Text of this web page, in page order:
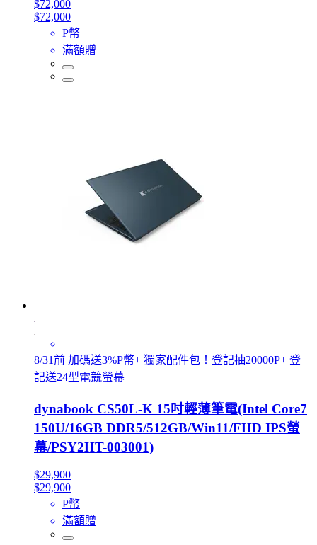
$72,000
$72,000
P幣
滿額贈
8/31前 加碼送3%P幣+ 獨家配件包！登記抽20000P+ 登
記送24型電競螢幕
dynabook CS50L-K 15吋輕薄筆電(Intel Core7
150U/16GB DDR5/512GB/Win11/FHD IPS螢
幕/PSY2HT-003001)
$29,900
$29,900
P幣
滿額贈